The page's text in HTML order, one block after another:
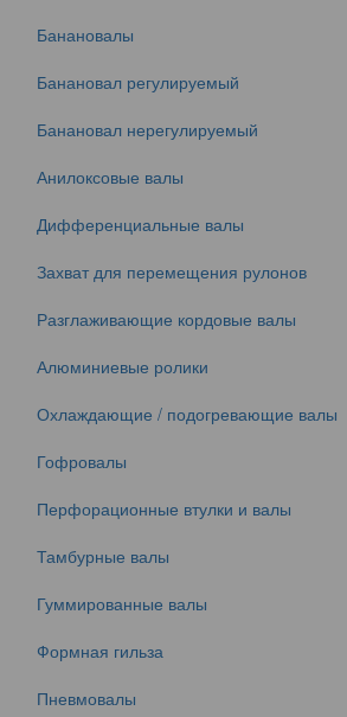
Банановалы
Банановал регулируемый
Банановал нерегулируемый
Анилоксовые валы
Дифференциальные валы
Захват для перемещения рулонов
Разглаживающие кордовые валы
Алюминиевые ролики
Охлаждающие / подогревающие валы
Гофровалы
Перфорационные втулки и валы
Тамбурные валы
Гуммированные валы
Формная гильза
Пневмовалы